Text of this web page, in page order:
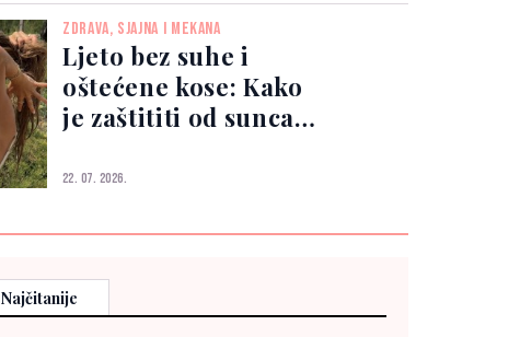
ZDRAVA, SJAJNA I MEKANA
Ljeto bez suhe i
oštećene kose: Kako
je zaštititi od sunca,
22. 07. 2026.
Najčitanije